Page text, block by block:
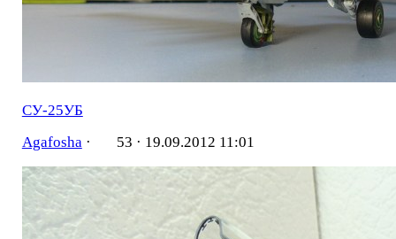
СУ-25УБ
Agafosha· 53 · 19.09.2012 11:01